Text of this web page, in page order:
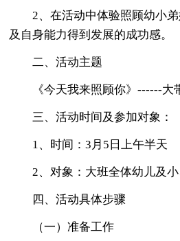
2、在活动中体验照顾幼小弟
及自身能力得到发展的成功感。
二、活动主题
《今天我来照顾你》------大
三、活动时间及参加对象：
1、时间：3月5日上午半天
2、对象：大班全体幼儿及小
四、活动具体步骤
（一）准备工作